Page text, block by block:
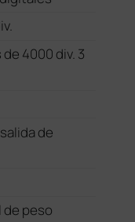
4000 div. 3
de
peso